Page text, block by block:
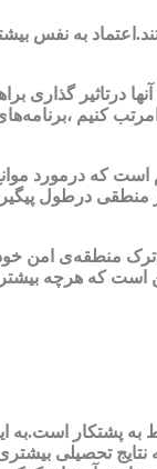
به نفس
درتاثیر گذاری
کنیم
است که درمورد
منطقی درطول
منطقه‌ی امن
است که هرچه
پشتکار است.به
نتایج تحصیلی